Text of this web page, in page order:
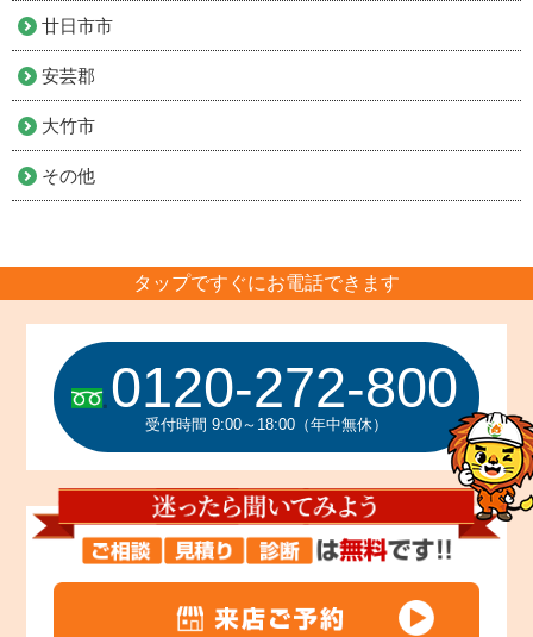
廿日市市
安芸郡
大竹市
その他
タップですぐにお電話できます
0120-272-800
受付時間 9:00～18:00（年中無休）